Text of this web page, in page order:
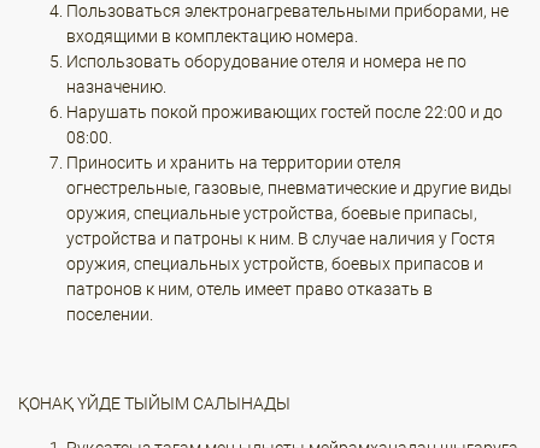
Пользоваться электронагревательными приборами, не
входящими в комплектацию номера.
Использовать оборудование отеля и номера не по
назначению.
Нарушать покой проживающих гостей после 22:00 и до
08:00.
Приносить и хранить на территории отеля
огнестрельные, газовые, пневматические и другие виды
оружия, специальные устройства, боевые припасы,
устройства и патроны к ним. В случае наличия у Гостя
оружия, специальных устройств, боевых припасов и
патронов к ним, отель имеет право отказать в
поселении.
ҚОНАҚ ҮЙДЕ ТЫЙЫМ САЛЫНАДЫ